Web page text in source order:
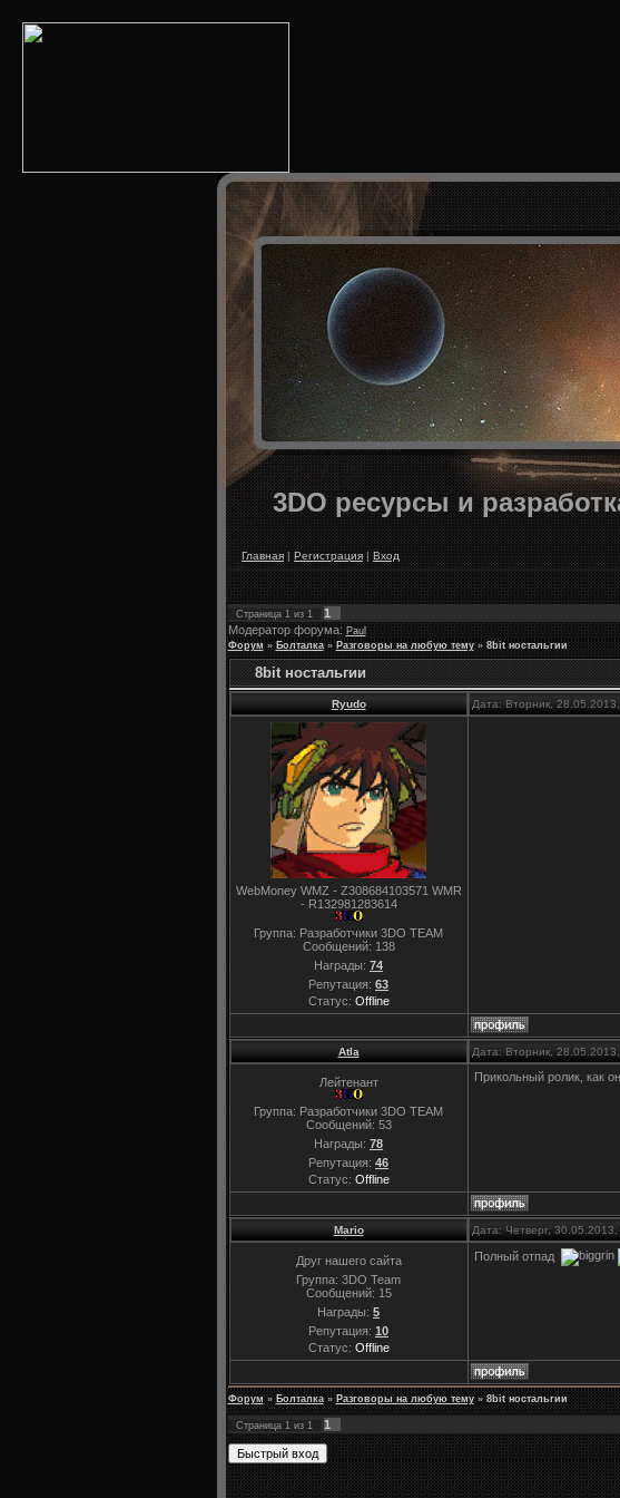
3DO ресурсы и
Главная|Регистрация|Вход
Страница 1из 1
1
Модератор форума: Paul
Форум » Болталка » Разговоры на любую тему » 8bit ностальгии
8bit ностальгии
Ryudo Дата: Вторник,
WebMoney WMZ - Z308684103571 WMR
- R132981283614
Группа: Разработчики 3DO TEAM
Сообщений: 138
Награды: 74
Репутация: 63
Статус: Offline
Atla Дата: Вторник,
Лейтенант
Группа: Разработчики 3DO TEAM
Сообщений: 53
Награды: 78
Репутация: 46
Статус: Offline
Прикольный ролик, как
Mario Дата: Четверг,
Друг нашего сайта
Группа: 3DO Team
Сообщений: 15
Награды: 5
Репутация: 10
Статус: Offline
Полный отпад
Форум » Болталка » Разговоры на любую тему » 8bit ностальгии
Страница 1из 1
1